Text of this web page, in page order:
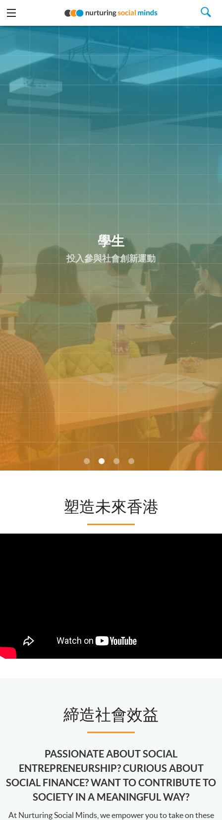
學生
投入參與社會創新運動
塑造未來香港
締造社會效益
PASSIONATE ABOUT SOCIAL
ENTREPRENEURSHIP? CURIOUS ABOUT
SOCIAL FINANCE? WANT TO CONTRIBUTE TO
SOCIETY IN A MEANINGFUL WAY?
At Nurturing Social Minds, we empower you to take on these